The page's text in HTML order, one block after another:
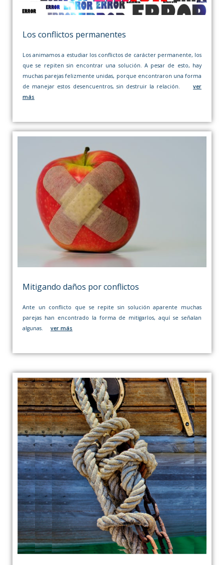
Los conflictos permanentes
Los animamos a estudiar los conflictos de carácter permanente, los
que se repiten sin encontrar una solución. A pesar de esto, hay
muchas parejas felizmente unidas, porque encontraron una forma
de manejar estos desencuentros, sin destruir la relación. ver
más
Mitigando daños por conflictos
Ante un conflicto que se repite sin solución aparente muchas
parejas han encontrado la forma de mitigarlos, aquí se señalan
algunas. ver más